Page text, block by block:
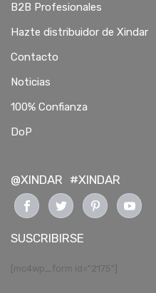
B2B Profesionales
Hazte distribuidor de Xindar
Contacto
Noticias
100% Confianza
DoP
@XINDAR #XINDAR
SUSCRIBIRSE
[mc4wp_form id="2175"]